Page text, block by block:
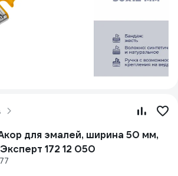
для эмалей, ширина 50 мм,
172 12 050